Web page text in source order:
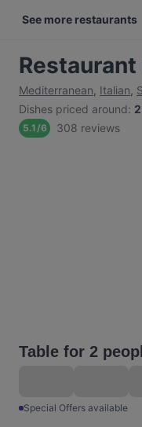
See more restaurants
Mediterranean, Italian,
Dishes priced around:
5.1/6 308 reviews
Table for 2
Special Offers available